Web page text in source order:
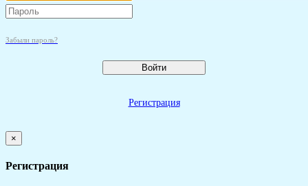
Забыли пароль?
Войти
Регистрация
×
Регистрация